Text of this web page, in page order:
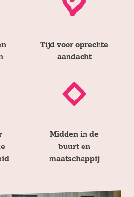
Tijd voor oprechte
aandacht
Midden in de
buurt en
maatschappij